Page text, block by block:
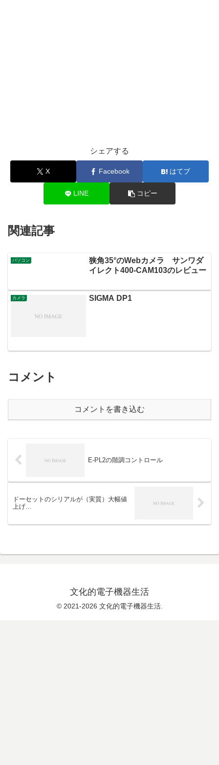
シェアする
X Facebook はてブ
LINE コピー
関連記事
パソコン
狭角35°のWebカメラ サンワダ
イレクト400-CAM103のレビュー
カメラ SIGMA DP1
コメント
コメントを書き込む
E-PL2の階調コントロール
ドーセットのシリアルが（実質）大幅値
上げ…
文化的電子機器生活
© 2021-2026 文化的電子機器生活.